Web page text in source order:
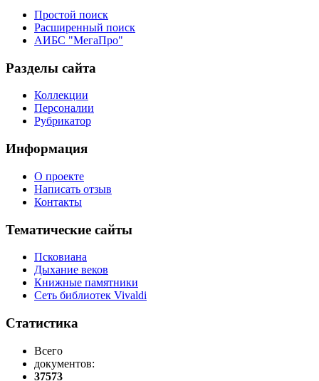
Простой поиск
Расширенный поиск
АИБС "МегаПро"
Разделы сайта
Коллекции
Персоналии
Рубрикатор
Информация
О проекте
Написать отзыв
Контакты
Тематические сайты
Псковиана
Дыхание веков
Книжные памятники
Сеть библиотек Vivaldi
Статистика
Всего
документов:
37573